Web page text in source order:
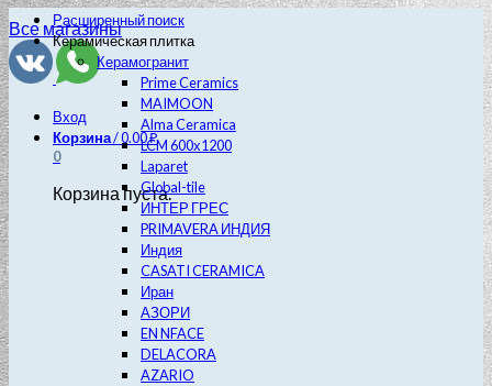
Все магазины
Вход
Корзина/0.00₽
0
Корзина пуста.
Расширенный поиск
Керамическая плитка
Керамогранит
Prime Ceramics
MAIMOON
Alma Ceramica
LCM 600х1200
Laparet
Global-tile
ИНТЕР ГРЕС
PRIMAVERA ИНДИЯ
Индия
CASATI CERAMICA
Иран
АЗОРИ
EN NFACE
DELACORA
AZARIO